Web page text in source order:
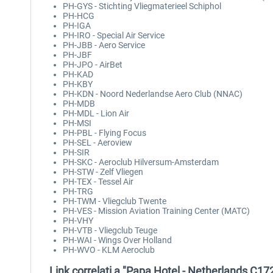
PH-GYS - Stichting Vliegmaterieel Schiphol
PH-HCG
PH-IGA
PH-IRO - Special Air Service
PH-JBB - Aero Service
PH-JBF
PH-JPO - AirBet
PH-KAD
PH-KBY
PH-KDN - Noord Nederlandse Aero Club (NNAC)
PH-MDB
PH-MDL - Lion Air
PH-MSI
PH-PBL - Flying Focus
PH-SEL - Aeroview
PH-SIR
PH-SKC - Aeroclub Hilversum-Amsterdam
PH-STW - Zelf Vliegen
PH-TEX - Tessel Air
PH-TRG
PH-TWM - Vliegclub Twente
PH-VES - Mission Aviation Training Center (MATC)
PH-VHY
PH-VTB - Vliegclub Teuge
PH-WAI - Wings Over Holland
PH-WVO - KLM Aeroclub